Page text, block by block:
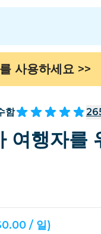
아 헤르체고비나
아르
사용하세요 >>
함
여행자를
/ 일)